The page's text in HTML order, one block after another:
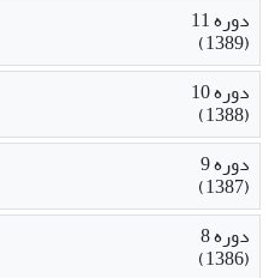
دوره 11
(1389)
دوره 10
(1388)
دوره 9
(1387)
دوره 8
(1386)